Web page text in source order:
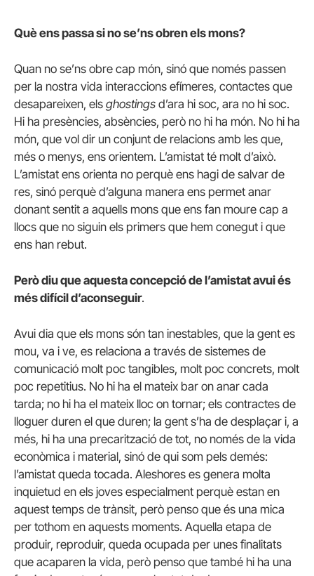
Què ens passa si no se’ns obren els mons?
Quan no se’ns obre cap món, sinó que només passen
per la nostra vida interaccions efímeres, contactes que
desapareixen, els ghostings d’ara hi soc, ara no hi soc.
Hi ha presències, absències, però no hi ha món. No hi ha
món, que vol dir un conjunt de relacions amb les que,
més o menys, ens orientem. L’amistat té molt d’això.
L’amistat ens orienta no perquè ens hagi de salvar de
res, sinó perquè d’alguna manera ens permet anar
donant sentit a aquells mons que ens fan moure cap a
llocs que no siguin els primers que hem conegut i que
ens han rebut.
Però diu que aquesta concepció de l’amistat avui és
més difícil d’aconseguir.
Avui dia que els mons són tan inestables, que la gent es
mou, va i ve, es relaciona a través de sistemes de
comunicació molt poc tangibles, molt poc concrets, molt
poc repetitius. No hi ha el mateix bar on anar cada
tarda; no hi ha el mateix lloc on tornar; els contractes de
lloguer duren el que duren; la gent s’ha de desplaçar i, a
més, hi ha una precarització de tot, no només de la vida
econòmica i material, sinó de qui som pels demés:
l’amistat queda tocada. Aleshores es genera molta
inquietud en els joves especialment perquè estan en
aquest temps de trànsit, però penso que és una mica
per tothom en aquests moments. Aquella etapa de
produir, reproduir, queda ocupada per unes finalitats
que acaparen la vida, però penso que també hi ha una